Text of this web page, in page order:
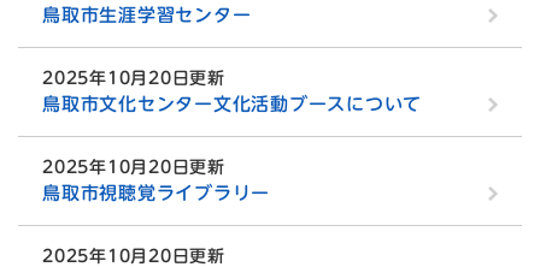
鳥取市生涯学習センター
2025年10月20日更新
鳥取市文化センター文化活動ブースについて
2025年10月20日更新
鳥取市視聴覚ライブラリー
2025年10月20日更新